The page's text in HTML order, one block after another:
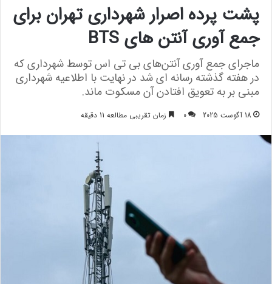
پشت پرده اصرار شهرداری تهران برای
جمع آوری آنتن‌ های BTS
ماجرای جمع آوری آنتن‌های بی تی اس توسط شهرداری که
در هفته گذشته رسانه ای شد در نهایت با اطلاعیه شهرداری
مبنی بر به تعویق افتادن آن مسکوت ماند.
18 آگوست 2025 0 زمان تقریبی مطالعه 11 دقیقه